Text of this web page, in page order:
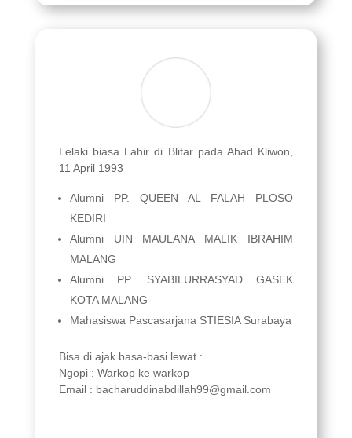
Lelaki biasa Lahir di Blitar pada Ahad Kliwon,
11 April 1993
Alumni PP. QUEEN AL FALAH PLOSO
KEDIRI
Alumni UIN MAULANA MALIK IBRAHIM
MALANG
Alumni PP. SYABILURRASYAD GASEK
KOTA MALANG
Mahasiswa Pascasarjana STIESIA Surabaya
Bisa di ajak basa-basi lewat :
Ngopi : Warkop ke warkop
Email : bacharuddinabdillah99@gmail.com